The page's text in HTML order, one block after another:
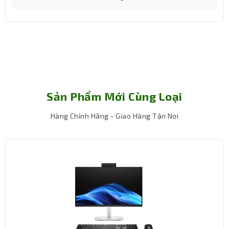
Sản Phẩm Mới Cùng Loại
Hàng Chính Hãng - Giao Hàng Tận Nơi